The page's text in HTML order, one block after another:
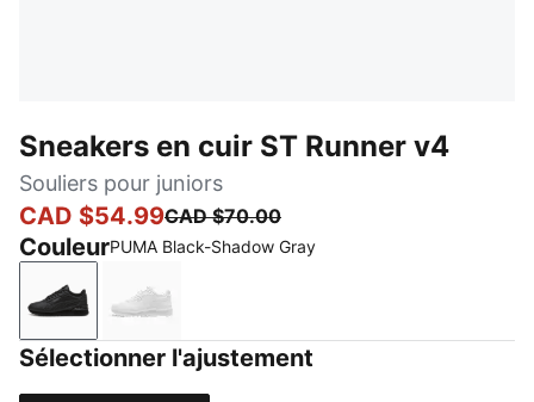
Sneakers en cuir ST Runner v4
Souliers pour juniors
CAD $54.99CAD $70.00
CouleurPUMA Black-Shadow Gray
PUMA Black-Shadow Gray
PUMA White-Cool Light Gray
Sélectionner l'ajustement